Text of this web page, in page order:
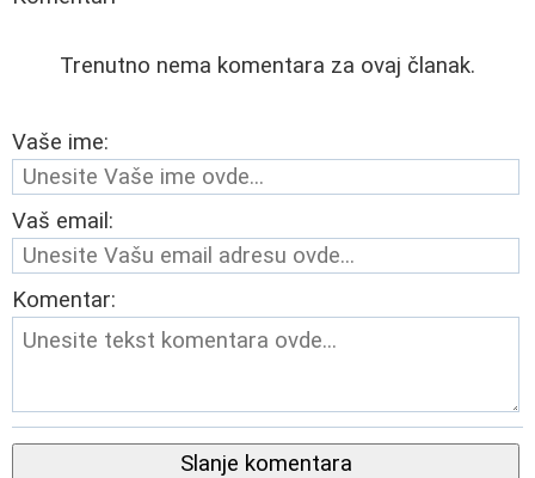
Trenutno nema komentara za ovaj članak.
Vaše ime:
Vaš email:
Komentar:
Slanje komentara